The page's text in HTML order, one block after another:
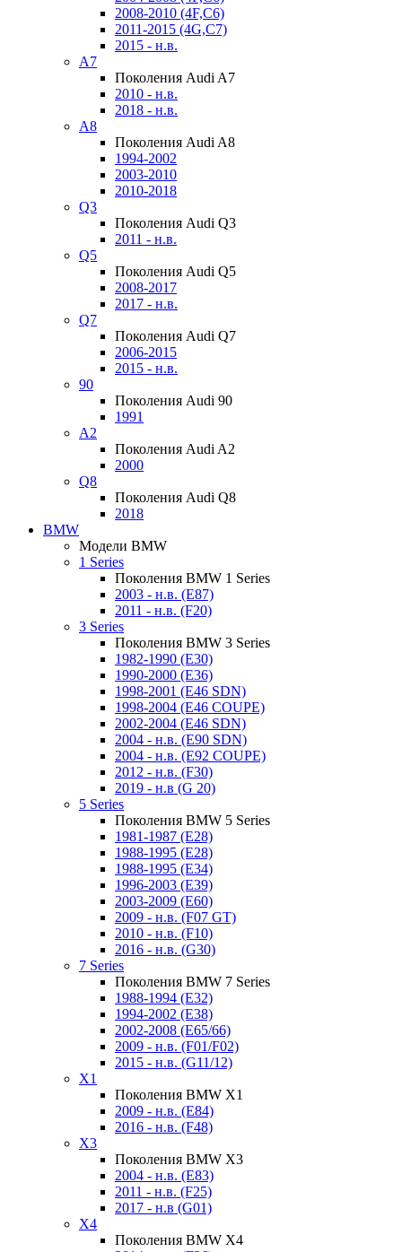
2008-2010 (4F,C6)
2011-2015 (4G,C7)
2015 - н.в.
A7
Поколения Audi A7
2010 - н.в.
2018 - н.в.
A8
Поколения Audi A8
1994-2002
2003-2010
2010-2018
Q3
Поколения Audi Q3
2011 - н.в.
Q5
Поколения Audi Q5
2008-2017
2017 - н.в.
Q7
Поколения Audi Q7
2006-2015
2015 - н.в.
90
Поколения Audi 90
1991
A2
Поколения Audi A2
2000
Q8
Поколения Audi Q8
2018
BMW
Модели BMW
1 Series
Поколения BMW 1 Series
2003 - н.в. (E87)
2011 - н.в. (F20)
3 Series
Поколения BMW 3 Series
1982-1990 (E30)
1990-2000 (E36)
1998-2001 (E46 SDN)
1998-2004 (E46 COUPE)
2002-2004 (E46 SDN)
2004 - н.в. (E90 SDN)
2004 - н.в. (E92 COUPE)
2012 - н.в. (F30)
2019 - н.в (G 20)
5 Series
Поколения BMW 5 Series
1981-1987 (E28)
1988-1995 (E28)
1988-1995 (E34)
1996-2003 (E39)
2003-2009 (E60)
2009 - н.в. (F07 GT)
2010 - н.в. (F10)
2016 - н.в. (G30)
7 Series
Поколения BMW 7 Series
1988-1994 (E32)
1994-2002 (E38)
2002-2008 (E65/66)
2009 - н.в. (F01/F02)
2015 - н.в. (G11/12)
X1
Поколения BMW X1
2009 - н.в. (E84)
2016 - н.в. (F48)
X3
Поколения BMW X3
2004 - н.в. (E83)
2011 - н.в. (F25)
2017 - н.в (G01)
X4
Поколения BMW X4